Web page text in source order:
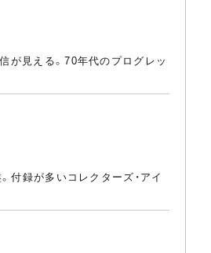
が見える。70年代のプログレッ
付録が多いコレクターズ・アイ